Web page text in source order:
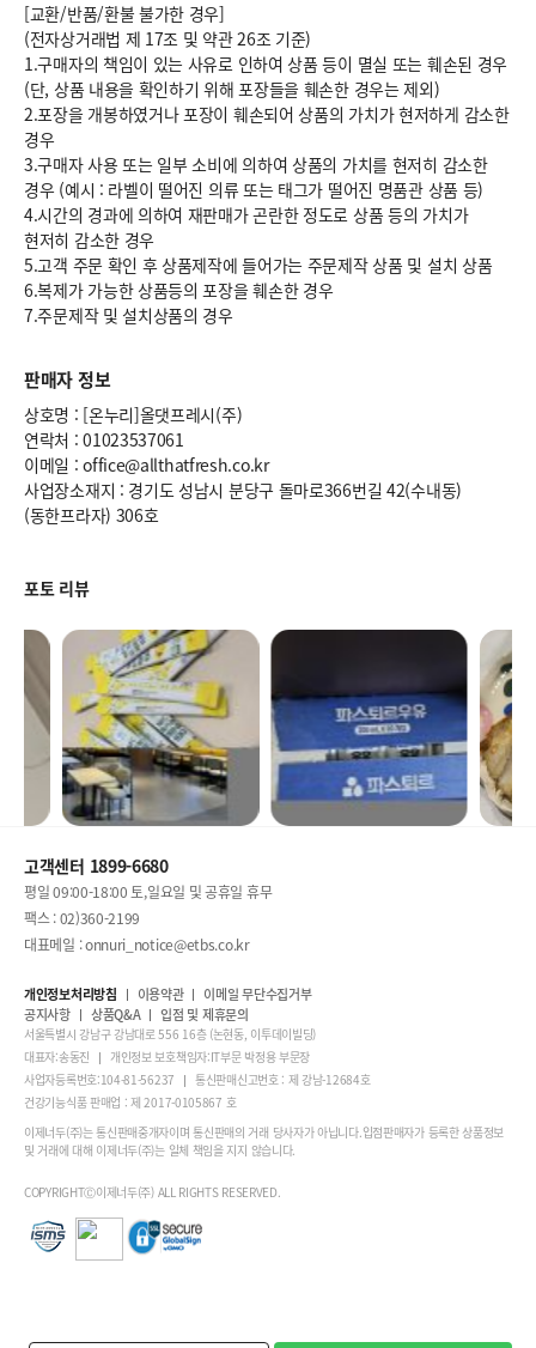
[교환/반품/환불 불가한 경우]
(전자상거래법 제 17조 및 약관 26조 기준)
1.구매자의 책임이 있는 사유로 인하여 상품 등이 멸실 또는 훼손된 경우
(단, 상품 내용을 확인하기 위해 포장들을 훼손한 경우는 제외)
2.포장을 개봉하였거나 포장이 훼손되어 상품의 가치가 현저하게 감소한
경우
3.구매자 사용 또는 일부 소비에 의하여 상품의 가치를 현저히 감소한
경우 (예시 : 라벨이 떨어진 의류 또는 태그가 떨어진 명품관 상품 등)
4.시간의 경과에 의하여 재판매가 곤란한 정도로 상품 등의 가치가
현저히 감소한 경우
5.고객 주문 확인 후 상품제작에 들어가는 주문제작 상품 및 설치 상품
6.복제가 가능한 상품등의 포장을 훼손한 경우
7.주문제작 및 설치상품의 경우
판매자 정보
상호명 : [온누리]올댓프레시(주)
연락처 : 01023537061
이메일 : office@allthatfresh.co.kr
사업장소재지 : 경기도 성남시 분당구 돌마로366번길 42(수내동)
(동한프라자) 306호
포토 리뷰
고객센터 1899-6680
평일 09:00-18:00 토,일요일 및 공휴일 휴무
팩스 : 02)360-2199
대표메일 : onnuri_notice@etbs.co.kr
개인정보처리방침 이용약관
이메일 무단수집거부
공지사항
상품Q&A 입점 및 제휴문의
서울특별시 강남구 강남대로 556 16층 (논현동, 이투데이빌딩)
대표자:송동진
개인정보 보호책임자:IT부문 박정용 부문장
사업자등록번호:104-81-56237
통신판매신고번호 : 제 강남-12684호
건강기능식품 판매업 : 제 2017-0105867 호
이제너두(주)는 통신판매중개자이며 통신판매의 거래 당사자가 아닙니다.입점판매자가 등록한 상품정보
및 거래에 대해 이제너두(주)는 일체 책임을 지지 않습니다.
COPYRIGHTⒸ이제너두(주) ALL RIGHTS RESERVED.